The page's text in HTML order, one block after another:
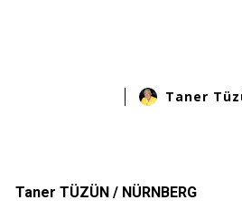
Taner
Taner TÜZÜN / NÜRNBERG